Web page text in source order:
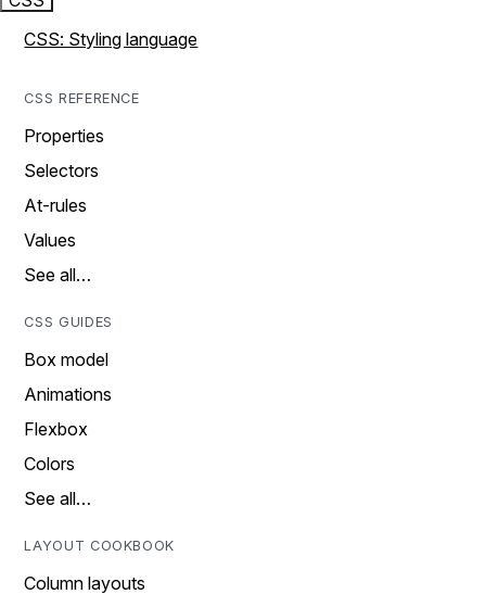
CSS: Styling language
CSS REFERENCE
Properties
Selectors
At-rules
Values
See all…
CSS GUIDES
Box model
Animations
Flexbox
Colors
See all…
LAYOUT COOKBOOK
Column layouts